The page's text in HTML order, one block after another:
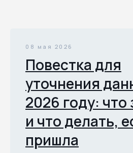
08 мая 2026
Повестка для
уточнения
2026 году: что
и что делать,
пришла